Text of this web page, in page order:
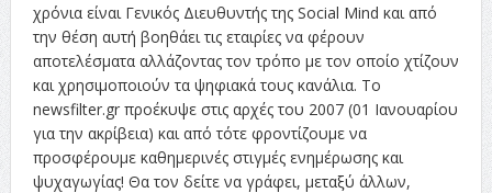
χρόνια είναι Γενικός Διευθυντής της Social Mind και από
την θέση αυτή βοηθάει τις εταιρίες να φέρουν
αποτελέσματα αλλάζοντας τον τρόπο με τον οποίο χτίζουν
και χρησιμοποιούν τα ψηφιακά τους κανάλια. Το
newsfilter.gr προέκυψε στις αρχές του 2007 (01 Ιανουαρίου
για την ακρίβεια) και από τότε φροντίζουμε να
προσφέρουμε καθημερινές στιγμές ενημέρωσης και
ψυχαγωγίας! Θα τον δείτε να γράφει, μεταξύ άλλων,